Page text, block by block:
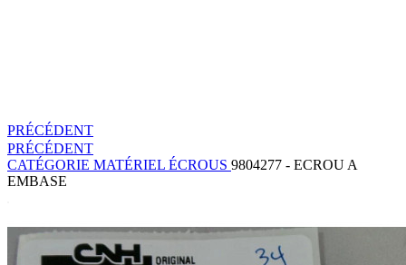
PRÉCÉDENT
PRÉCÉDENT
CATÉGORIE MATÉRIEL ÉCROUS 9804277 - ECROU A
EMBASE